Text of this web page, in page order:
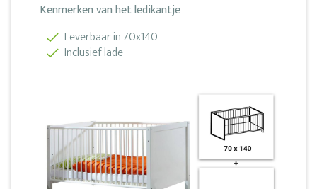
Kenmerken van het ledikantje
Leverbaar in 70x140
Inclusief lade